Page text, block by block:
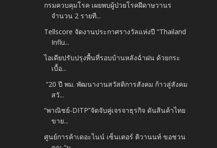
กรมควบคุมโรค เผยพบผู้ป่วยโรคฝีดาษวานร
จำนวน 2 รายที...
Tellscore จัดงานประกาศรางวัลแห่งปี “Thailand
Influ...
ไอเดียปรับปรุงพื้นที่รอบบ้านหลังฉ่ำฝน ด้วยกระ
เบื้อ...
“20 ปี พม. พัฒนางานสวัสดิการสังคม ก้าวสู่สังคม
สวั...
“พาณิชย์-DITP”จัดจับคู่เจรจาธุรกิจ ดันสินค้าไทย
ขาย...
ศูนย์การค้าเดอะไนน์ เซ็นเตอร์ ติวานนท์ ขอชวน